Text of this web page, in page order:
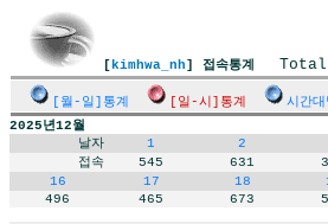
[ kimhwa_nh] 접속통계
[월-일]통계 [일-시]통계 시간
2025년12월
날자
1 2
접속
545 631
16
17 18
496
465 673